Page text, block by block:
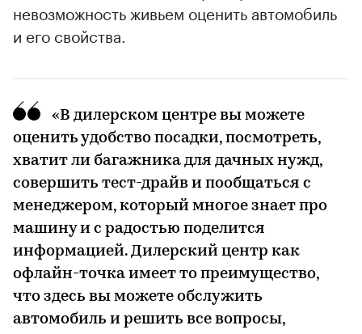
невозможность живьем оценить автомобиль
и его свойства.
«В дилерском центре вы можете
оценить удобство посадки, посмотреть,
хватит ли багажника для дачных нужд,
совершить тест-драйв и пообщаться с
менеджером, который многое знает про
машину и с радостью поделится
информацией. Дилерский центр как
офлайн-точка имеет то преимущество,
что здесь вы можете обслужить
автомобиль и решить все вопросы,